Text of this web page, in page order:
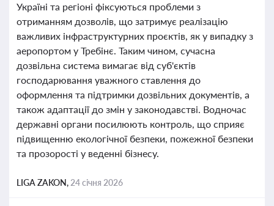
Україні та регіоні фіксуються проблеми з
отриманням дозволів, що затримує реалізацію
важливих інфраструктурних проєктів, як у випадку з
аеропортом у Требінє. Таким чином, сучасна
дозвільна система вимагає від суб'єктів
господарювання уважного ставлення до
оформлення та підтримки дозвільних документів, а
також адаптації до змін у законодавстві. Водночас
державні органи посилюють контроль, що сприяє
підвищенню екологічної безпеки, пожежної безпеки
та прозорості у веденні бізнесу.
LIGA ZAKON, 24 січня 2026